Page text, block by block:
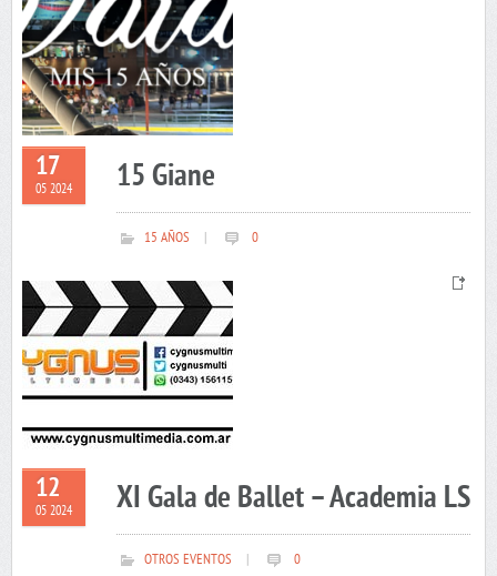
17
05 2024 15 Giane
15 AÑOS 0
12
05 2024 XI Gala de Ballet – Academia LS
OTROS EVENTOS 0